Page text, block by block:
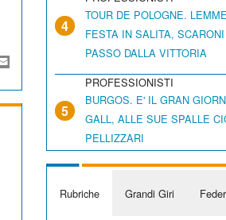
4
TOUR DE POLOGNE.
FESTA IN SALITA,
PASSO DALLA VITTORIA
5
PROFESSIONISTI
BURGOS. E' IL GRAN
GALL, ALLE SUE SPALLE
PELLIZZARI
Rubriche Grandi Giri